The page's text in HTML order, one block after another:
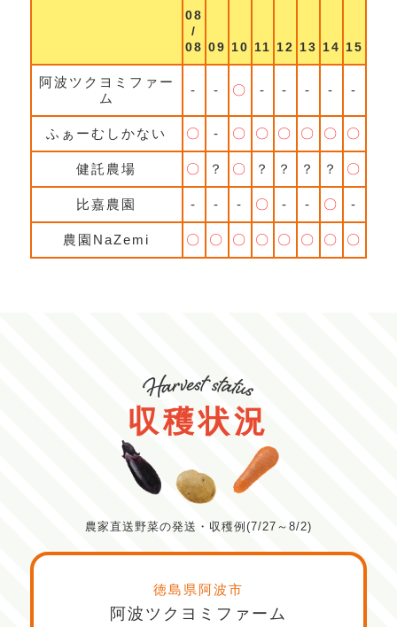
08
/
08 09 10 11 12 13 14 15
阿波ツクヨミファー
ム
- - 〇 - - - - -
ふぁーむしかない 〇 - 〇 〇 〇 〇 〇 〇
健託農場 〇 ？ 〇 ？ ？ ？ ？ 〇
比嘉農園 - - - 〇 - - 〇 -
農園NaZemi 〇 〇 〇 〇 〇 〇 〇 〇
収穫状況
農家直送野菜の発送・収穫例(7/27～8/2)
徳島県阿波市
阿波ツクヨミファーム